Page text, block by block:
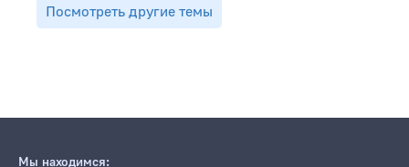
Посмотреть другие темы
Мы находимся: